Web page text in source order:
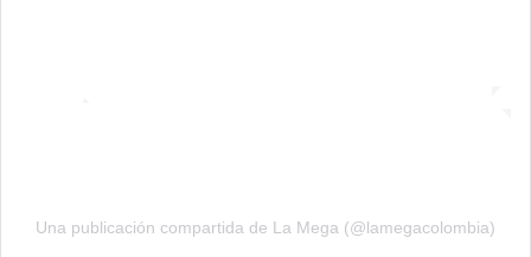
Una publicación compartida de La Mega (@lamegacolombia)